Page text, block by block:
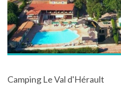
Camping Le Val d'Hérault